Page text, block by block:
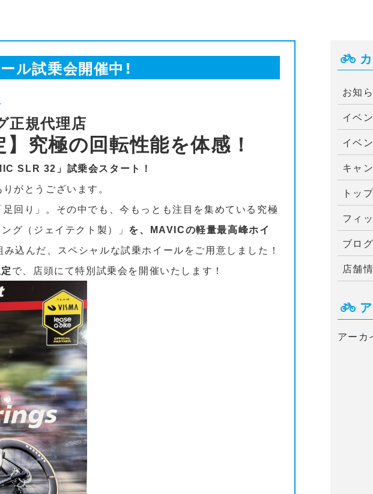
ル試乗会開催中！
正規代理店
】究極の回転性能を体感！
SLR 32」 試乗会スタート！
がとうございます。
回り」。その中でも、今もっとも注目を集めている究極
グ（ジェイテクト製）」 を、MAVICの軽量最高峰ホイ
込んだ、スペシャルな試乗ホイールをご用意しました！
で、店頭にて特別試乗会を開催いたします！
お知
イベ
イベ
キャ
トッ
フィ
ブログ
店舗
アーカ